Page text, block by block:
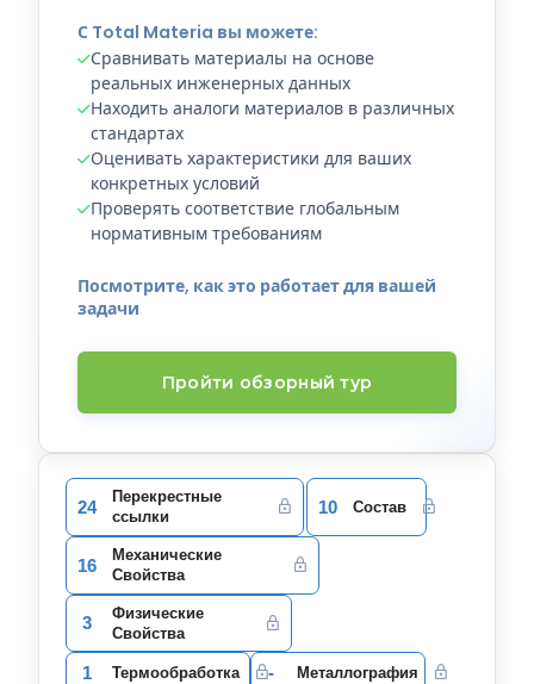
С Total Materia вы можете:
Сравнивать материалы на основе
реальных инженерных данных
Находить аналоги материалов в различных
стандартах
Оценивать характеристики для ваших
конкретных условий
Проверять соответствие глобальным
нормативным требованиям
Посмотрите, как это работает для вашей
задачи
Пройти обзорный тур
24
Перекрестные
ссылки
10 Состав
16
Механические
Свойства
3
Физические
Свойства
1 Термообработка - Металлография